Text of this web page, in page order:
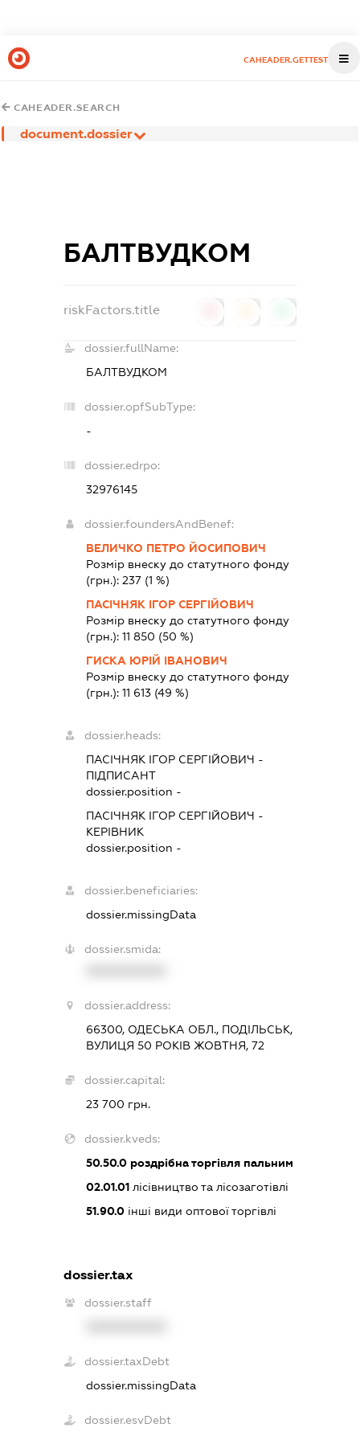
CAHEADER.GETTEST
CAHEADER.SEARCH
document.dossier
БАЛТВУДКОМ
riskFactors.title
dossier.fullName:
БАЛТВУДКОМ
dossier.opfSubType:
-
dossier.edrpo:
32976145
dossier.foundersAndBenef:
ВЕЛИЧКО ПЕТРО ЙОСИПОВИЧ
Розмір внеску до статутного фонду
(грн.):237 (1 %)
ПАСІЧНЯК ІГОР СЕРГІЙОВИЧ
Розмір внеску до статутного фонду
(грн.):11 850 (50 %)
ГИСКА ЮРІЙ ІВАНОВИЧ
Розмір внеску до статутного фонду
(грн.):11 613 (49 %)
dossier.heads:
ПАСІЧНЯК ІГОР СЕРГІЙОВИЧ -
ПІДПИСАНТ
dossier.position -
ПАСІЧНЯК ІГОР СЕРГІЙОВИЧ -
КЕРІВНИК
dossier.position -
dossier.beneficiaries:
dossier.missingData
dossier.smida:
dossier.address:
66300, ОДЕСЬКА ОБЛ., ПОДІЛЬСЬК,
ВУЛИЦЯ 50 РОКІВ ЖОВТНЯ, 72
dossier.capital:
23 700 грн.
dossier.kveds:
50.50.0 роздрібна торгівля пальним
02.01.01 лісівництво та лісозаготівлі
51.90.0 інші види оптової торгівлі
dossier.tax
dossier.staff
dossier.taxDebt
dossier.missingData
dossier.esvDebt